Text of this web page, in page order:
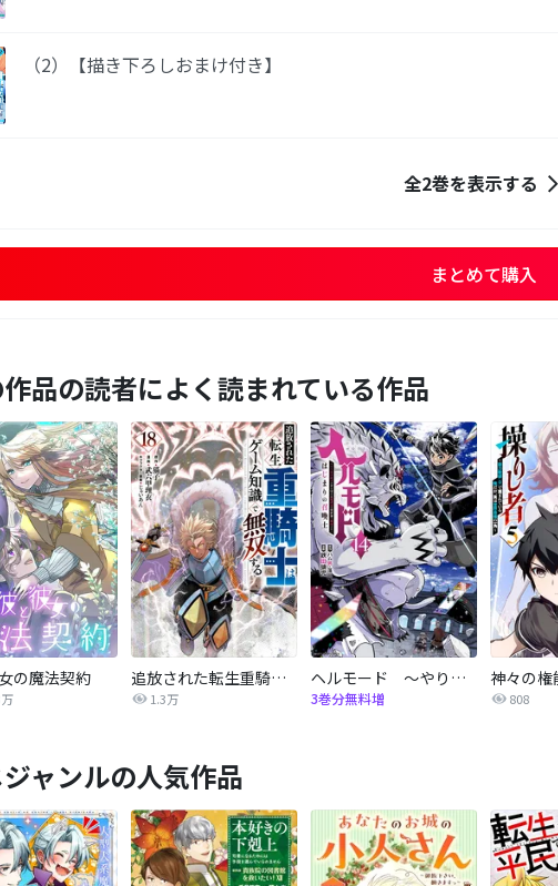
（2）【描き下ろしおまけ付き】
全2巻を表示する
まとめて購入
品の読者によく読まれている作品
の魔法契約 追放された転生重騎士はゲーム知識で無双する
1.3万
ヘルモード ～やり込み好きのゲーマーは廃設定の異世界で無双する～はじまりの召喚士
3巻分無料増 808
ャンルの人気作品